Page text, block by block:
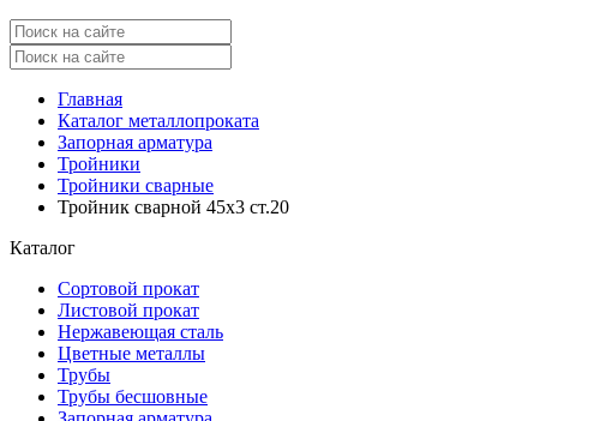
Главная
Каталог металлопроката
Запорная арматура
Тройники
Тройники сварные
Тройник сварной 45х3 ст.20
Каталог
Сортовой прокат
Листовой прокат
Нержавеющая сталь
Цветные металлы
Трубы
Трубы бесшовные